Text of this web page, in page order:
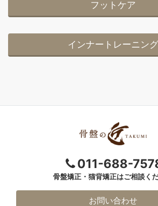
フットケア
インナートレーニング
011-688-
骨盤矯正・猫背矯正はご相談く
お問い合わせ